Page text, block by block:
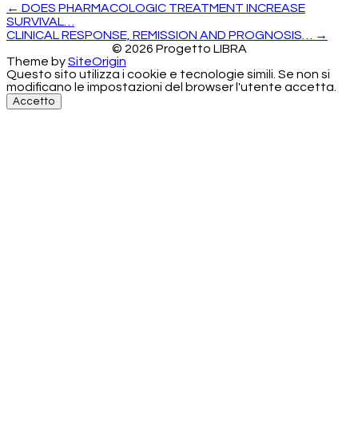
← DOES PHARMACOLOGIC TREATMENT INCREASE
SURVIVAL…
CLINICAL RESPONSE, REMISSION AND PROGNOSIS…
→
© 2026 Progetto LIBRA
Theme bySiteOrigin
Questo sito utilizza i cookie e tecnologie simili. Se non si
modificano le impostazioni del browser l'utente accetta.
Accetto